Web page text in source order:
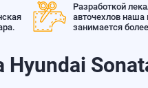
Разработкой
авточехлов наша
занимается